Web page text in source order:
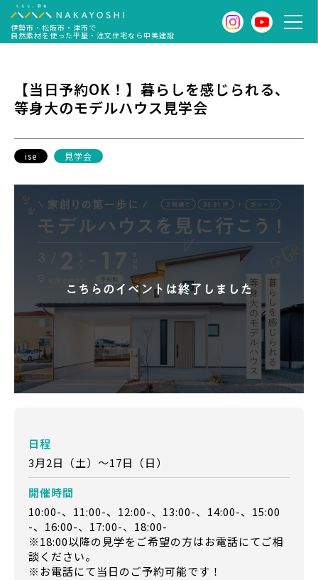
伊勢市・松阪市・津市で
自然素材を使った平屋・注文住宅なら中美建設
【当日予約OK！】暮らしを感じられる、
等身大のモデルハウス見学会
ise 見学会
日程
3月2日（土）～17日（日）
開催時間
10:00-、11:00-、12:00-、13:00-、14:00-、15:00
-、16:00-、17:00-、18:00-
※18:00以降の見学をご希望の方はお電話にてご相
談ください。
※お電話にて当日のご予約可能です！